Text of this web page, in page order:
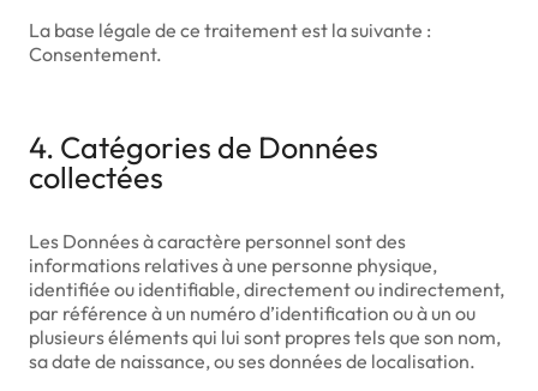
La base légale de ce traitement est la suivante :
Consentement.
4. Catégories de Données
collectées
Les Données à caractère personnel sont des
informations relatives à une personne physique,
identifiée ou identifiable, directement ou indirectement,
par référence à un numéro d’identification ou à un ou
plusieurs éléments qui lui sont propres tels que son nom,
sa date de naissance, ou ses données de localisation.